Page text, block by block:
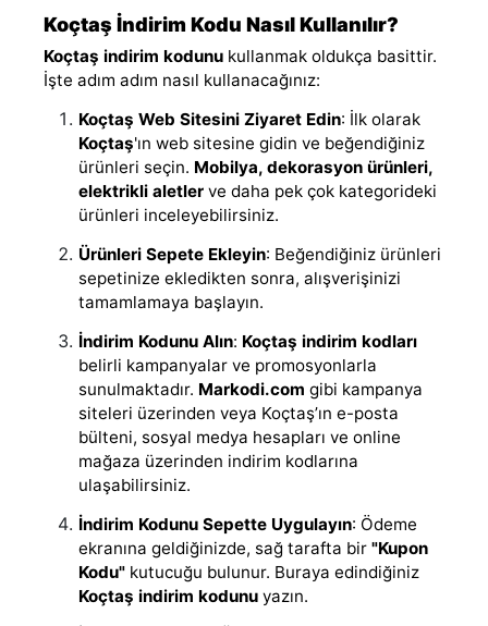
Koçtaş İndirim Kodu Nasıl Kullanılır?
Koçtaş indirim kodunu kullanmak oldukça basittir.
İşte adım adım nasıl kullanacağınız:
Koçtaş Web Sitesini Ziyaret Edin: İlk olarak
Koçtaş'ın web sitesine gidin ve beğendiğiniz
ürünleri seçin. Mobilya, dekorasyon ürünleri,
elektrikli aletler ve daha pek çok kategorideki
ürünleri inceleyebilirsiniz.
Ürünleri Sepete Ekleyin: Beğendiğiniz ürünleri
sepetinize ekledikten sonra, alışverişinizi
tamamlamaya başlayın.
İndirim Kodunu Alın: Koçtaş indirim kodları
belirli kampanyalar ve promosyonlarla
sunulmaktadır. Markodi.com gibi kampanya
siteleri üzerinden veya Koçtaş’ın e-posta
bülteni, sosyal medya hesapları ve online
mağaza üzerinden indirim kodlarına
ulaşabilirsiniz.
İndirim Kodunu Sepette Uygulayın: Ödeme
ekranına geldiğinizde, sağ tarafta bir "Kupon
Kodu" kutucuğu bulunur. Buraya edindiğiniz
Koçtaş indirim kodunu yazın.